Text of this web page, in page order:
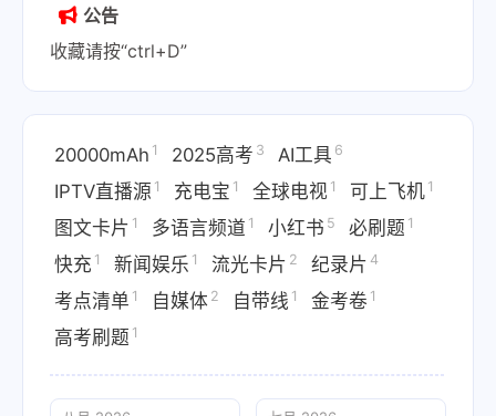
公告
收藏请按“ctrl+D”
20000mAh 1 2025高考 3 AI工具 6
IPTV直播源 1 充电宝 1 全球电视 1 可上飞机 1
图文卡片 1 多语言频道 1 小红书 5 必刷题 1
快充 1 新闻娱乐 1 流光卡片 2 纪录片 4
考点清单 1 自媒体 2 自带线 1 金考卷 1
高考刷题 1